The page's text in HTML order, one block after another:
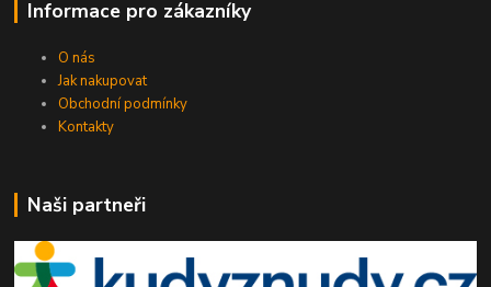
Informace pro zákazníky
O nás
Jak nakupovat
Obchodní podmínky
Kontakty
Naši partneři